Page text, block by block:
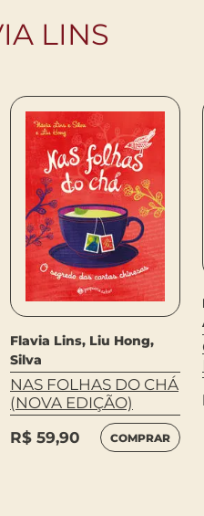
LINS
Flavia Lins, Liu Hong,
Silva
NAS FOLHAS DO CHÁ
(NOVA EDIÇÃO)
R$ 59,90 COMPRAR